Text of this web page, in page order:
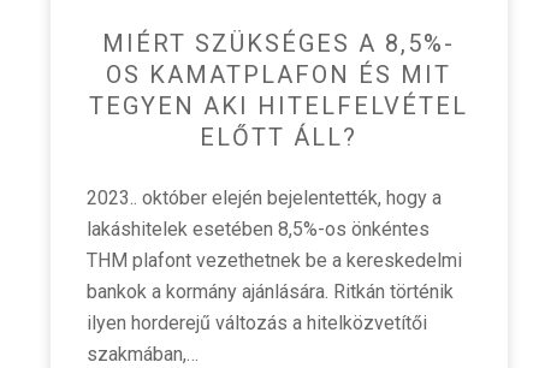
MIÉRT SZÜKSÉGES A 8,5%-
OS KAMATPLAFON ÉS MIT
TEGYEN AKI HITELFELVÉTEL
ELŐTT ÁLL?
2023.. október elején bejelentették, hogy a
lakáshitelek esetében 8,5%-os önkéntes
THM plafont vezethetnek be a kereskedelmi
bankok a kormány ajánlására. Ritkán történik
ilyen horderejű változás a hitelközvetítői
szakmában,…